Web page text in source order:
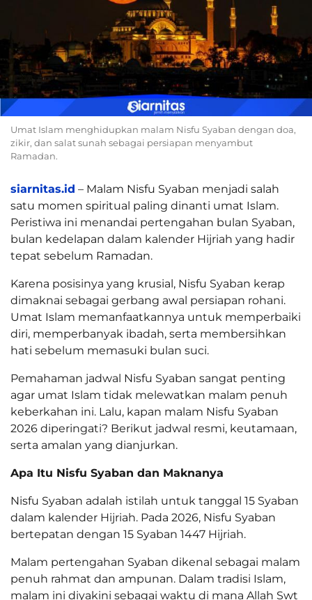
Umat Islam menghidupkan malam Nisfu Syaban dengan doa,
zikir, dan salat sunah sebagai persiapan menyambut
Ramadan.
siarnitas.id – Malam Nisfu Syaban menjadi salah
satu momen spiritual paling dinanti umat Islam.
Peristiwa ini menandai pertengahan bulan Syaban,
bulan kedelapan dalam kalender Hijriah yang hadir
tepat sebelum Ramadan.
Karena posisinya yang krusial, Nisfu Syaban kerap
dimaknai sebagai gerbang awal persiapan rohani.
Umat Islam memanfaatkannya untuk memperbaiki
diri, memperbanyak ibadah, serta membersihkan
hati sebelum memasuki bulan suci.
Pemahaman jadwal Nisfu Syaban sangat penting
agar umat Islam tidak melewatkan malam penuh
keberkahan ini. Lalu, kapan malam Nisfu Syaban
2026 diperingati? Berikut jadwal resmi, keutamaan,
serta amalan yang dianjurkan.
Apa Itu Nisfu Syaban dan Maknanya
Nisfu Syaban adalah istilah untuk tanggal 15 Syaban
dalam kalender Hijriah. Pada 2026, Nisfu Syaban
bertepatan dengan 15 Syaban 1447 Hijriah.
Malam pertengahan Syaban dikenal sebagai malam
penuh rahmat dan ampunan. Dalam tradisi Islam,
malam ini diyakini sebagai waktu di mana Allah Swt